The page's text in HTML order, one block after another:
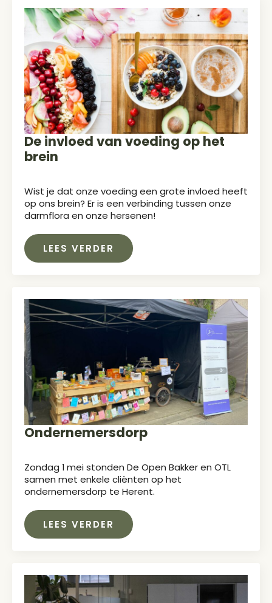
De invloed van voeding op het
brein
Wist je dat onze voeding een grote invloed heeft
op ons brein? Er is een verbinding tussen onze
darmflora en onze hersenen!
LEES VERDER
Ondernemersdorp
Zondag 1 mei stonden De Open Bakker en OTL
samen met enkele cliënten op het
ondernemersdorp te Herent.
LEES VERDER